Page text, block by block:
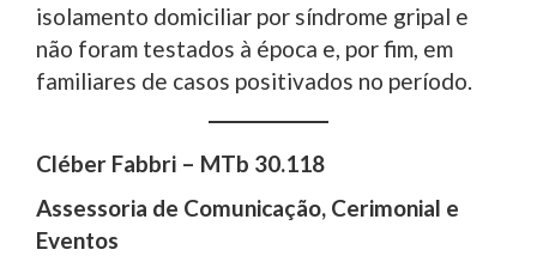
isolamento domiciliar por síndrome gripal e
não foram testados à época e, por fim, em
familiares de casos positivados no período.
Cléber Fabbri – MTb 30.118
Assessoria de Comunicação, Cerimonial e
Eventos